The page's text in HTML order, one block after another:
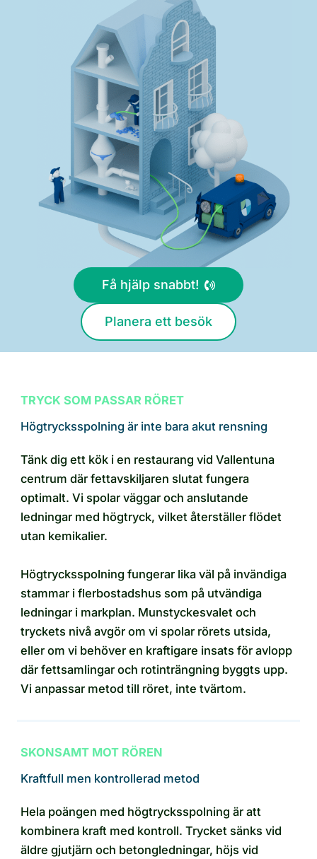
Få hjälp snabbt!
Planera ett besök
TRYCK SOM PASSAR RÖRET
Högtrycksspolning är inte bara akut rensning
Tänk dig ett kök i en restaurang vid Vallentuna
centrum där fettavskiljaren slutat fungera
optimalt. Vi spolar väggar och anslutande
ledningar med högtryck, vilket återställer flödet
utan kemikalier.
Högtrycksspolning fungerar lika väl på invändiga
stammar i flerbostadshus som på utvändiga
ledningar i markplan. Munstyckesvalet och
tryckets nivå avgör om vi spolar rörets utsida,
eller om vi behöver en kraftigare insats för avlopp
där fettsamlingar och rotinträngning byggts upp.
Vi anpassar metod till röret, inte tvärtom.
SKONSAMT MOT RÖREN
Kraftfull men kontrollerad metod
Hela poängen med högtrycksspolning är att
kombinera kraft med kontroll. Trycket sänks vid
äldre gjutjärn och betongledningar, höjs vid